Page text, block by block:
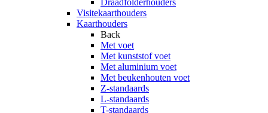
Draadfolderhouders
Visitekaarthouders
Kaarthouders
Back
Met voet
Met kunststof voet
Met aluminium voet
Met beukenhouten voet
Z-standaards
L-standaards
T-standaards